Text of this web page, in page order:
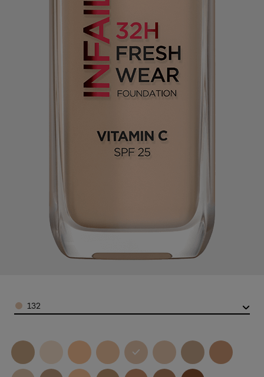
Color
132